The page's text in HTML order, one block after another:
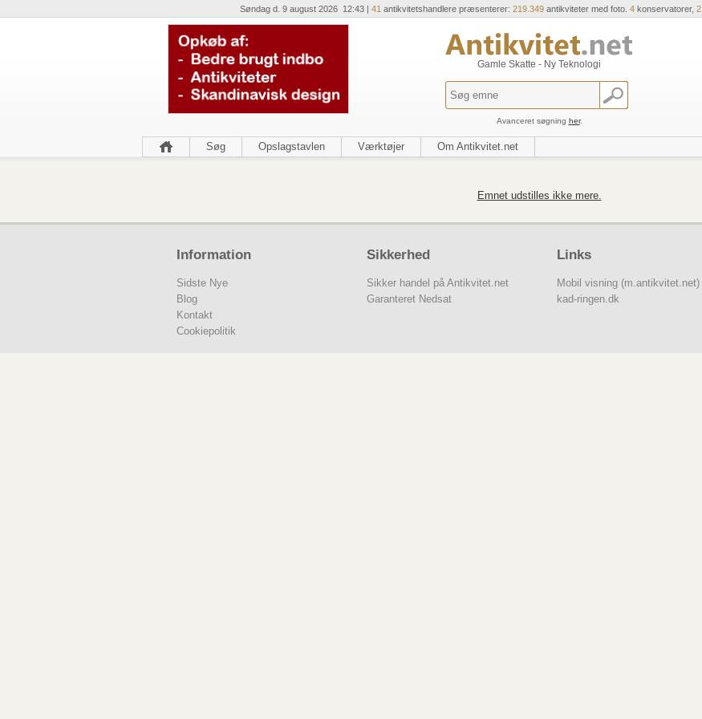
Søndag d. 9 august 2026 12:43 | 41 antikvitetshandlere præsenterer: 219.349 antikviteter med foto. 4 konservatorer, 2
Gamle Skatte - Ny Teknologi
Avanceret søgning her.
Søg Opslagstavlen Værktøjer Om Antikvitet.net
Emnet udstilles ikke mere.
Information
Sidste Nye
Blog
Kontakt
Cookiepolitik
Sikkerhed
Sikker handel på Antikvitet.net
Garanteret Nedsat
Links
Mobil visning (m.antikvitet.net)
kad-ringen.dk